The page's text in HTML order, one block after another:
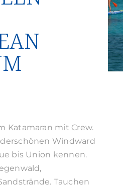
Katamaran mit Crew.
Windward
bis Union kennen.
Tauchen